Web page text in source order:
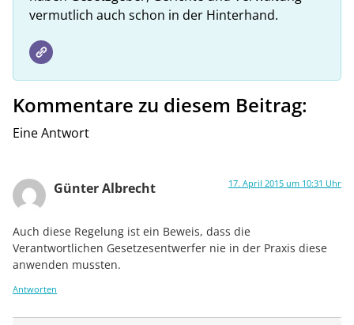
vermutlich auch schon in der Hinterhand.
Kommentare zu diesem Beitrag:
Eine Antwort
Günter Albrecht 17. April 2015 um 10:31 Uhr
Auch diese Regelung ist ein Beweis, dass die
Verantwortlichen Gesetzesentwerfer nie in der Praxis diese
anwenden mussten.
Antworten